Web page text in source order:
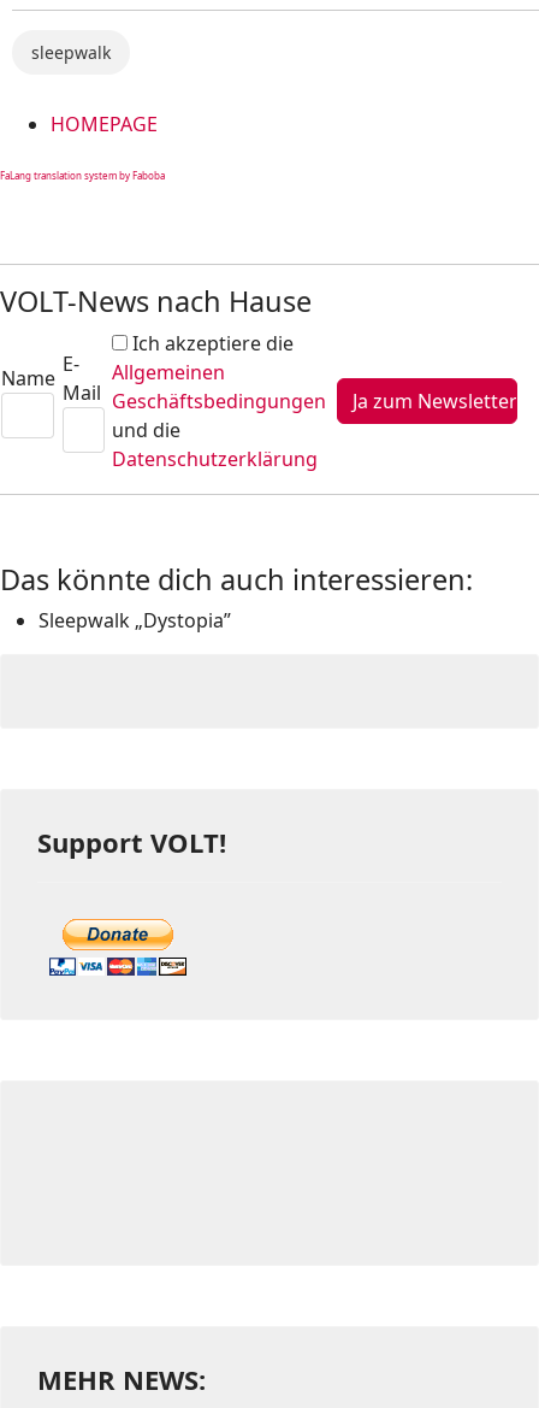
sleepwalk
HOMEPAGE
FaLang translation system by Faboba
VOLT-News nach Hause
Name
E-
Mail
Ich akzeptiere die
Allgemeinen
Geschäftsbedingungen
und die
Datenschutzerklärung
Das könnte dich auch interessieren:
Sleepwalk „Dystopia”
Support VOLT!
MEHR NEWS: